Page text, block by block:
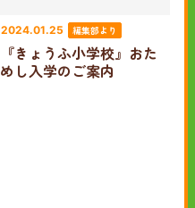
2024.01.25 編集部より
『きょうふ小学校』おた
めし入学のご案内